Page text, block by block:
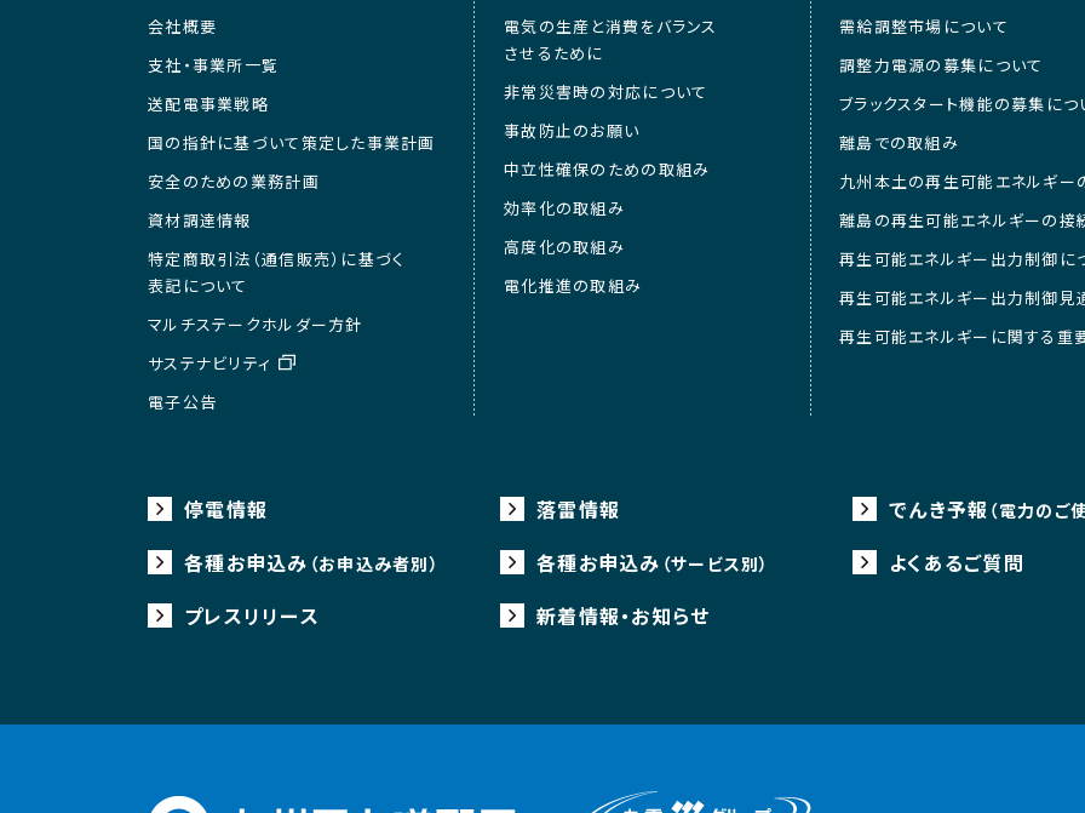
会社概要
支社・事業所一覧
送配電事業戦略
国の指針に基づいて策定した事業計画
安全のための業務計画
資材調達情報
特定商取引法（通信販売）に基づく
表記について
マルチステークホルダー方針
サステナビリティ
電子公告
電気の生産と消費をバランス
させるために
非常災害時の対応について
事故防止のお願い
中立性確保のための取組み
効率化の取組み
高度化の取組み
電化推進の取組み
需給調整市場について
調整力電源の募集について
ブラックスタート機能の募集につ
離島での取組み
九州本土の再生可能エネルギー
離島の再生可能エネルギーの接
再生可能エネルギー出力制御に
再生可能エネルギー出力制御見
再生可能エネルギーに関する重
停電情報 落雷情報 でんき予報 （電力のご
各種お申込み （お申込み者別） 各種お申込み （サービス別）
よくあるご質問
プレスリリース
新着情報・お知らせ